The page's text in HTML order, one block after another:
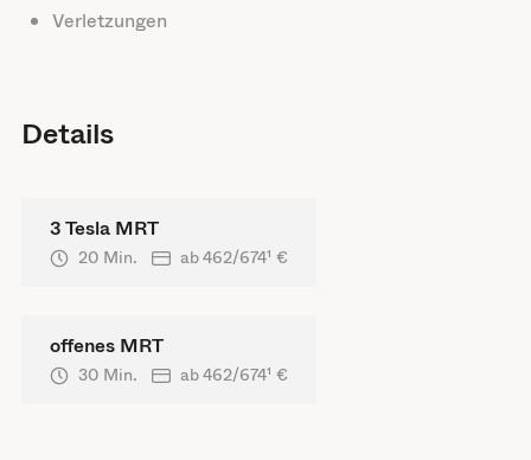
Verletzungen
Details
3 Tesla MRT
20 Min. ab462/674¹ €
offenes MRT
30 Min. ab462/674¹ €